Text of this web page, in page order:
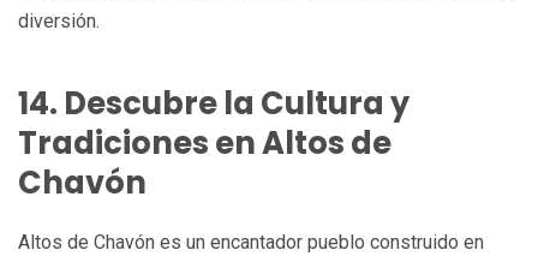
diversión.
14. Descubre la Cultura y
Tradiciones en Altos de
Chavón
Altos de Chavón es un encantador pueblo construido en